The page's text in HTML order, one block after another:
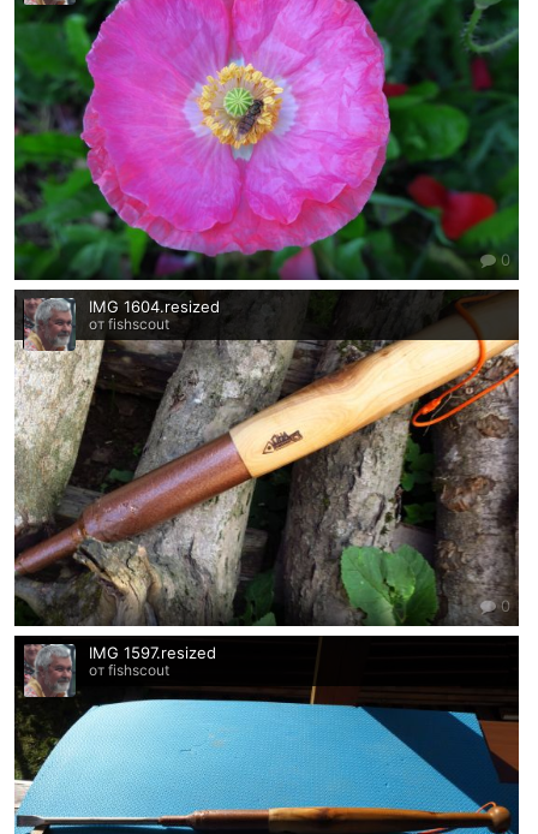
0
IMG 1604.resized
от fishscout
0
IMG 1597.resized
от fishscout